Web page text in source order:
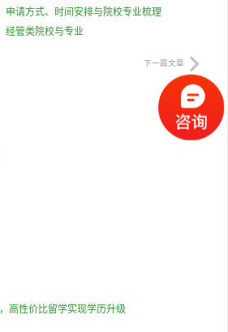
申请方式、时间安排与院校专业梳理
经管类院校与专业
下一篇文章
高性价比留学实现学历升级